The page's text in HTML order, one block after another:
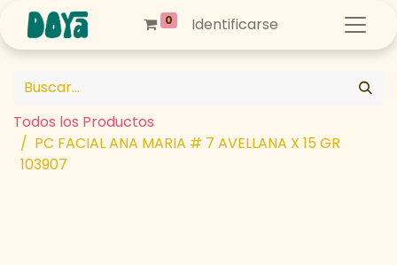
0 Identificarse
Todos los Productos
PC FACIAL ANA MARIA # 7 AVELLANA X 15 GR
103907